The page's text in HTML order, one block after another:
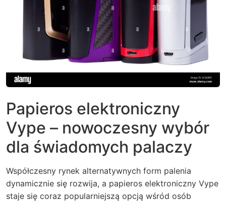
Papieros elektroniczny
Vype – nowoczesny wybór
dla świadomych palaczy
Współczesny rynek alternatywnych form palenia
dynamicznie się rozwija, a papieros elektroniczny Vype
staje się coraz popularniejszą opcją wśród osób